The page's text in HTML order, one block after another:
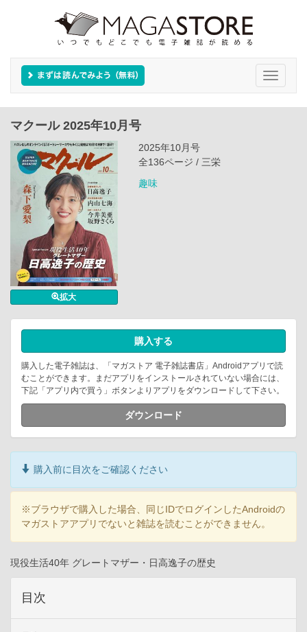
Toggle
マクール 2025年10月号
拡大
2025年10月号
全136ページ / 三栄
趣味
購入する
購入した電子雑誌は、「マガストア 電子雑誌書店」Androidアプリで読
むことができます。まだアプリをインストールされていない場合には、
下記「アプリ内で買う」ボタンよりアプリをダウンロードして下さい。
ダウンロード
購入前に目次をご確認ください
※ブラウザで購入した場合、同じIDでログインしたAndroidの
マガストアアプリでないと雑誌を読むことができません。
現役生活40年 グレートマザー・日高逸子の歴史
目次